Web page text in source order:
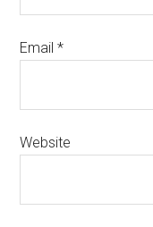
Email*
Website